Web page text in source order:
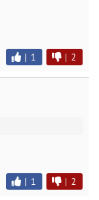
| 1 | 2
| 1 | 2